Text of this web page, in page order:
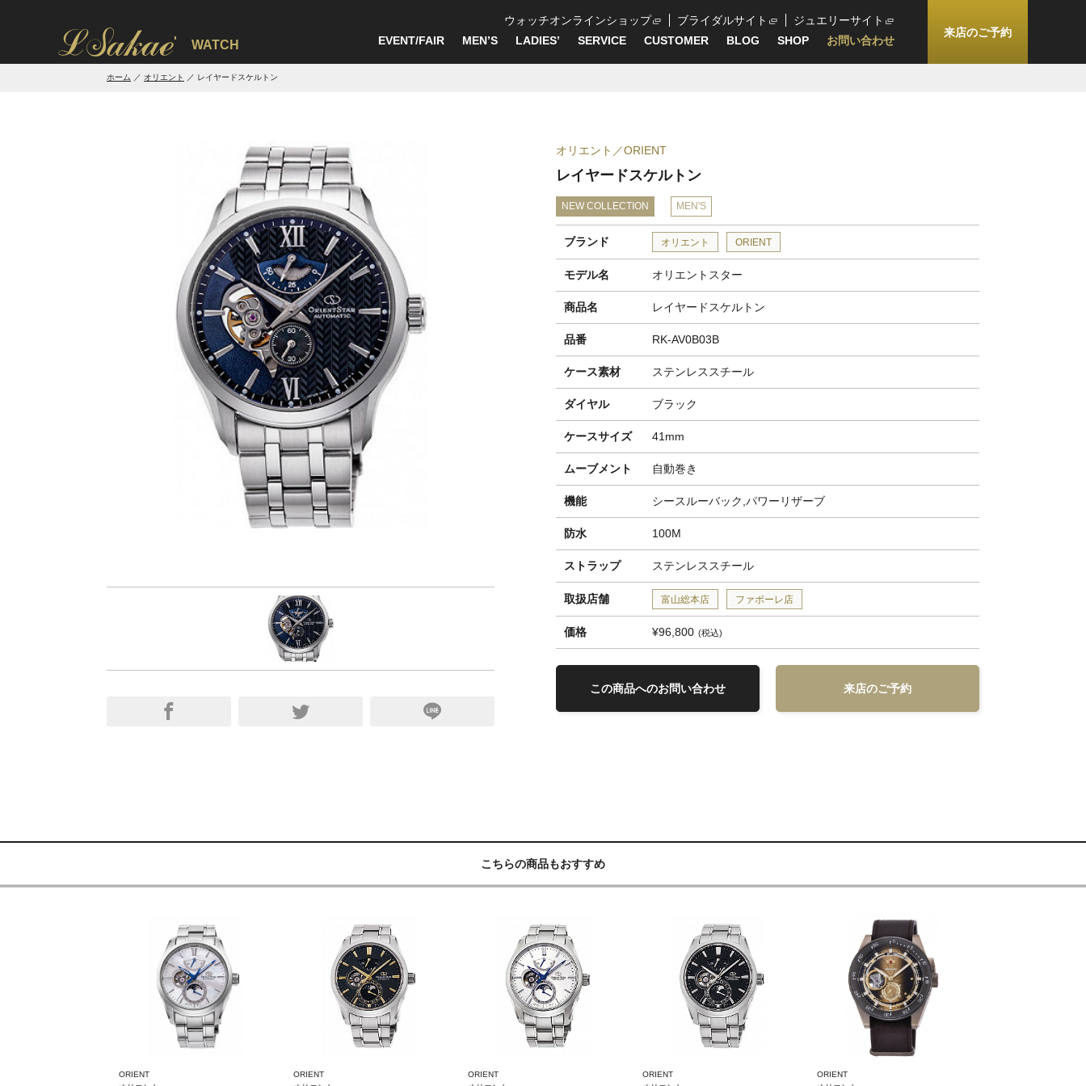
' WATCH
ウォッチオンラインショップ ブライダルサイト
ジュエリーサイト
EVENT/FAIR
MEN’S LADIES’ SERVICE CUSTOMER BLOG SHOP お問い合わせ
来店のご予約
ホーム オリエント レイヤードスケルトン
オリエント ORIENT
レイヤードスケルトン
NEW COLLECTION MEN'S
ブランド オリエント ORIENT
モデル名 オリエントスター
商品名 レイヤードスケルトン
品番 RK-AV0B03B
ケース素材 ステンレススチール
ダイヤル ブラック
ケースサイズ 41mm
ムーブメント 自動巻き
機能 シースルーバック,パワーリザーブ
防水 100M
ストラップ ステンレススチール
取扱店舗 富山総本店 ファボーレ店
価格 ¥96,800 税込
この商品へのお問い合わせ 来店のご予約
こちらの商品もおすすめ
ORIENT
ORIENT
ORIENT
ORIENT
ORIENT